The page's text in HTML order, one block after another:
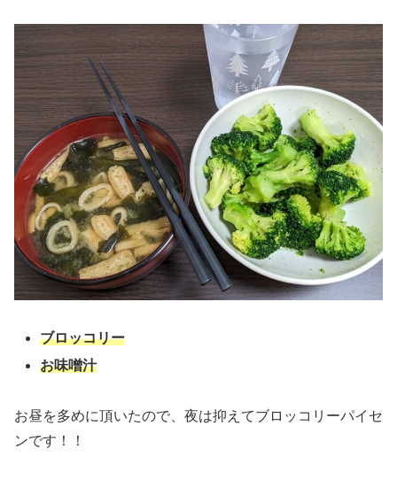
ブロッコリー
お味噌汁
お昼を多めに頂いたので、夜は抑えてブロッコリーパイセ
ンです！！